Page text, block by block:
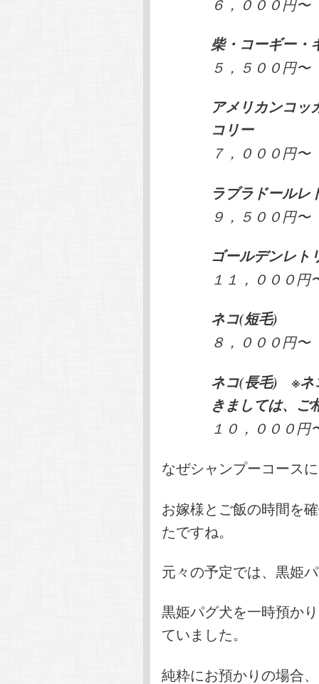
６，０００円〜
柴・コーギー・
５，５００円〜
アメリカンコッ
コリー
７，０００円〜
ラブラドールレ
９，５００円〜
ゴールデンレト
１１，０００円
ネコ(短毛)
８，０００円〜
ネコ(長毛) ※ネ
きましては、ご
１０，０００円
なぜシャンプーコース
お嫁様とご飯の時間を
たですね。
元々の予定では、黒姫
黒姫パグ犬を一時預か
ていました。
純粋にお預かりの場合